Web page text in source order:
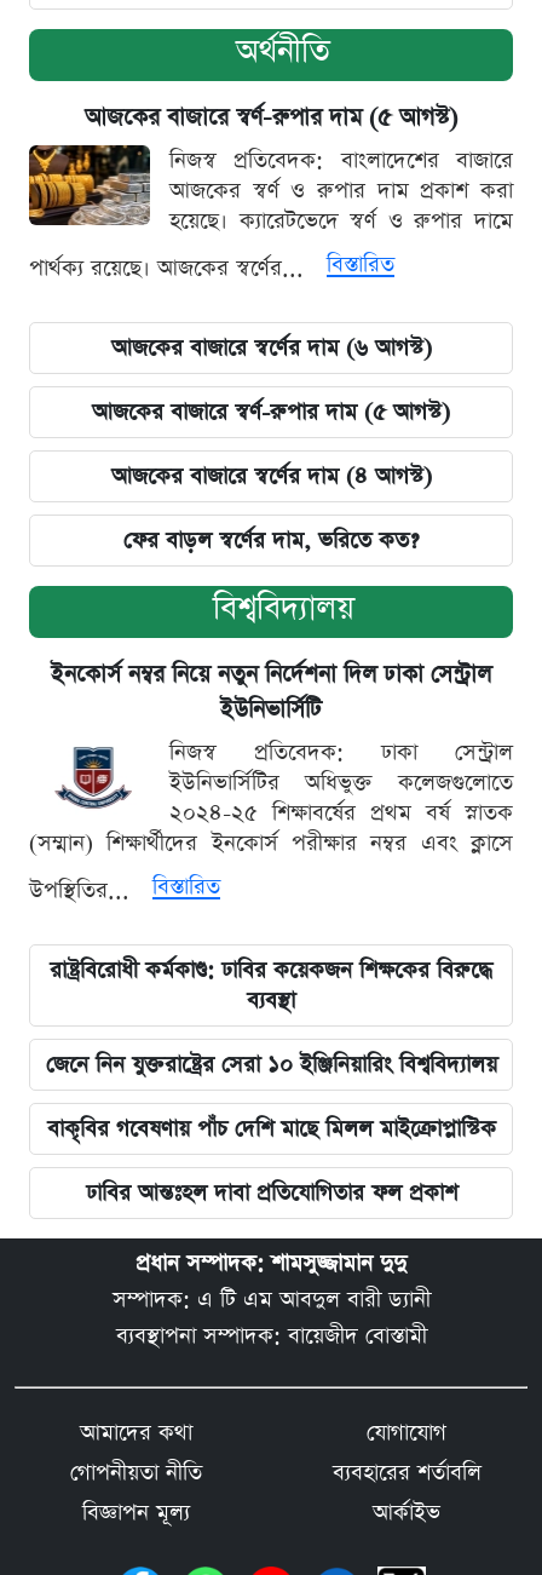
অর্থনীতি
আজকের বাজারে স্বর্ণ-রুপার দাম (৫ আগস্ট)
নিজস্ব প্রতিবেদক: বাংলাদেশের বাজারে
আজকের স্বর্ণ ও রুপার দাম প্রকাশ করা
হয়েছে। ক্যারেটভেদে স্বর্ণ ও রুপার দামে
পার্থক্য রয়েছে। আজকের স্বর্ণের...
বিস্তারিত
আজকের বাজারে স্বর্ণের দাম (৬ আগস্ট)
আজকের বাজারে স্বর্ণ-রুপার দাম (৫ আগস্ট)
আজকের বাজারে স্বর্ণের দাম (৪ আগস্ট)
ফের বাড়ল স্বর্ণের দাম, ভরিতে কত?
বিশ্ববিদ্যালয়
ইনকোর্স নম্বর নিয়ে নতুন নির্দেশনা দিল ঢাকা সেন্ট্রাল
ইউনিভার্সিটি
নিজস্ব প্রতিবেদক: ঢাকা সেন্ট্রাল
ইউনিভার্সিটির অধিভুক্ত কলেজগুলোতে
২০২৪-২৫ শিক্ষাবর্ষের প্রথম বর্ষ স্নাতক
(সম্মান) শিক্ষার্থীদের ইনকোর্স পরীক্ষার নম্বর এবং ক্লাসে
উপস্থিতির...
বিস্তারিত
রাষ্ট্রবিরোধী কর্মকাণ্ড: ঢাবির কয়েকজন শিক্ষকের বিরুদ্ধে
ব্যবস্থা
জেনে নিন যুক্তরাষ্ট্রের সেরা ১০ ইঞ্জিনিয়ারিং বিশ্ববিদ্যালয়
বাকৃবির গবেষণায় পাঁচ দেশি মাছে মিলল মাইক্রোপ্লাস্টিক
ঢাবির আন্তঃহল দাবা প্রতিযোগিতার ফল প্রকাশ
প্রধান সম্পাদক: শামসুজ্জামান দুদু
সম্পাদক: এ টি এম আবদুল বারী ড্যানী
ব্যবস্থাপনা সম্পাদক: বায়েজীদ বোস্তামী
আমাদের কথা
যোগাযোগ
গোপনীয়তা নীতি
ব্যবহারের শর্তাবলি
বিজ্ঞাপন মূল্য
আর্কাইভ